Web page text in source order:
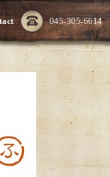
045-305-6614